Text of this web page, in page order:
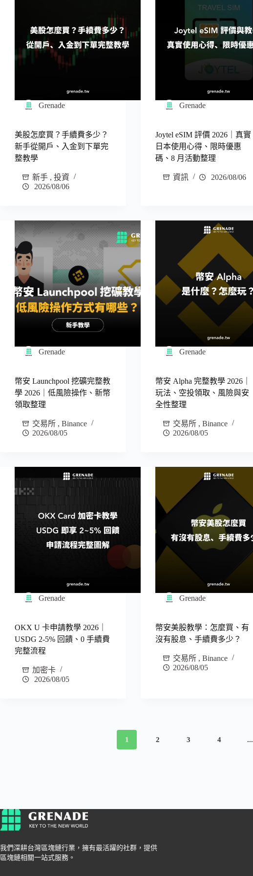
Grenade
美股怎麼買？手續費多少？
新手從開戶、入金到下單完
整教學
新手 , 投資
2026/08/06
Grenade
Joytel eSIM 評價 2026｜真實
日本使用心得、限時優惠
碼、8 月活動整理
資訊 2026/08/06
Grenade
幣安 Launchpool 挖礦完整教
學 2026｜低風險操作、新幣
領取整理
交易所 , Binance
2026/08/05
Grenade
幣安 Alpha 完整教學 2026｜
玩法、空投領取、風險與安
全性整理
交易所 ,Binance
2026/08/05
Grenade
OKX U 卡申請教學 2026｜
USDG 2-5% 回饋、0 手續費
完整流程
加密卡
2026/08/05
Grenade
幣安美股教學：怎麼買、有
沒有股息、手續費多少？
交易所 ,Binance
2026/08/05
1 2 3 4 ...
我們深耕台灣區塊鏈行業，擁有最活躍的社群，提供
區塊鏈相關一站式服務。